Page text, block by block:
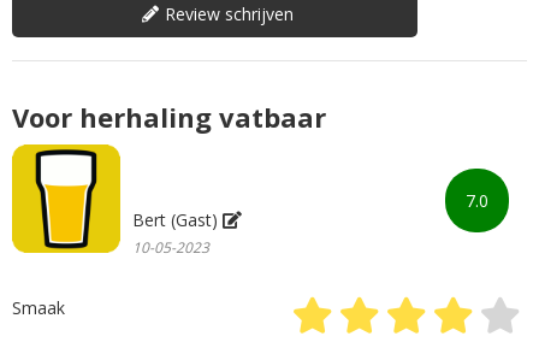
Review schrijven
7.0
Voor herhaling vatbaar
Bert (Gast)
10-05-2023
Smaak